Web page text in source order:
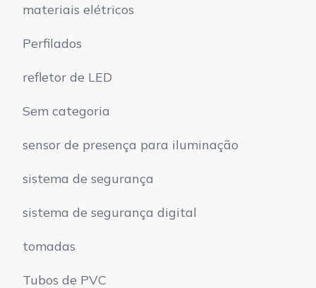
materiais elétricos
Perfilados
refletor de LED
Sem categoria
sensor de presença para iluminação
sistema de segurança
sistema de segurança digital
tomadas
Tubos de PVC